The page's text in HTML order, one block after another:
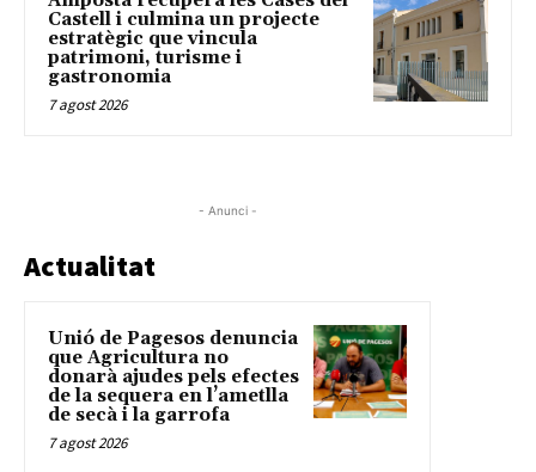
Castell i culmina un projecte
estratègic que vincula
patrimoni, turisme i
gastronomia
7 agost 2026
- Anunci -
Actualitat
Unió de Pagesos denuncia
que Agricultura no
donarà ajudes pels efectes
de la sequera en l’ametlla
de secà i la garrofa
7 agost 2026